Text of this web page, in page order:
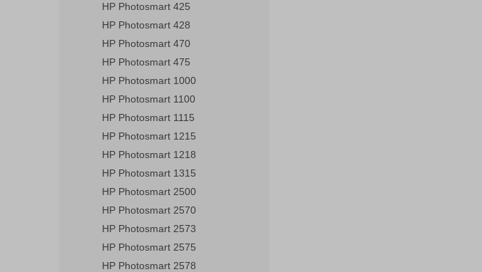
HP Photosmart 425
HP Photosmart 428
HP Photosmart 470
HP Photosmart 475
HP Photosmart 1000
HP Photosmart 1100
HP Photosmart 1115
HP Photosmart 1215
HP Photosmart 1218
HP Photosmart 1315
HP Photosmart 2500
HP Photosmart 2570
HP Photosmart 2573
HP Photosmart 2575
HP Photosmart 2578